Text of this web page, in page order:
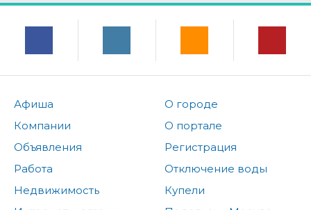
Афиша
Компании
Объявления
Работа
Недвижимость
О городе
О портале
Регистрация
Отключение воды
Купели